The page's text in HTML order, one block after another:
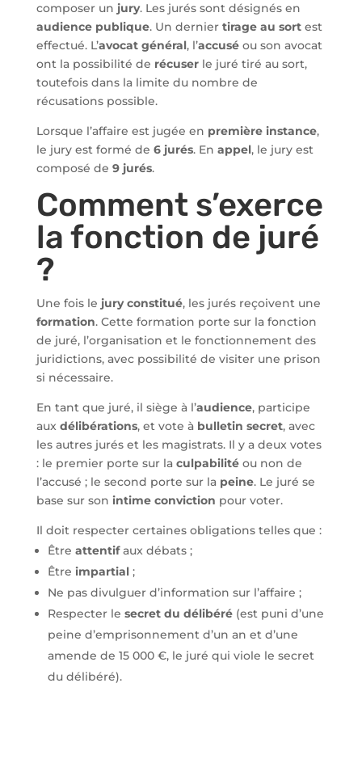
composer un jury. Les jurés sont désignés en
audience publique. Un dernier tirage au sortest
effectué. L’avocat général, l’accuséou son avocat
ont la possibilité de récuserle juré tiré au sort,
toutefois dans la limite du nombre de
récusations possible.
Lorsque l’affaire est jugée en première instance,
le jury est formé de 6 jurés. En appel, le jury est
composé de 9 jurés.
Comment s’exerce
la fonction de juré
?
Une fois le jury constitué, les jurés reçoivent une
formation. Cette formation porte sur la fonction
de juré, l’organisation et le fonctionnement des
juridictions, avec possibilité de visiter une prison
si nécessaire.
En tant que juré, il siège à l’audience, participe
aux délibérations, et vote à bulletin secret, avec
les autres jurés et les magistrats. Il y a deux votes
: le premier porte sur la culpabilitéou non de
l’accusé ; le second porte sur la peine. Le juré se
base sur son intime conviction pour voter.
Il doit respecter certaines obligations telles que :
Être attentifaux débats ;
Être impartial;
Ne pas divulguer d’information sur l’affaire ;
Respecter le secret du délibéré(est puni d’une
peine d’emprisonnement d’un an et d’une
amende de 15 000 €, le juré qui viole le secret
du délibéré).